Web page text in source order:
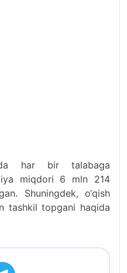
har bir talabaga
miqdori 6 mln 214
Shuningdek, o‘qish
tashkil topgani haqida